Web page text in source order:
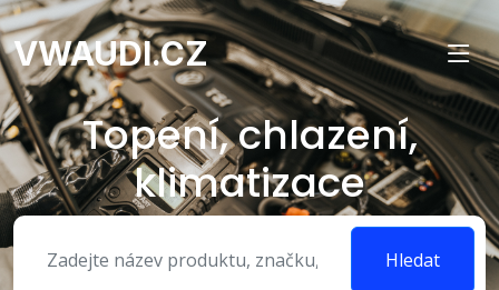
VWAUDI.CZ
Topení, chlazení,
klimatizace
Hledat